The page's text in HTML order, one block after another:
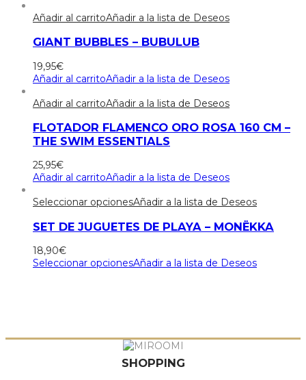
Añadir al carritoAñadir a la lista de Deseos
GIANT BUBBLES – BUBULUB
19,95€
Añadir al carritoAñadir a la lista de Deseos
Añadir al carritoAñadir a la lista de Deseos
FLOTADOR FLAMENCO ORO ROSA 160 CM –
THE SWIM ESSENTIALS
25,95€
Añadir al carritoAñadir a la lista de Deseos
Seleccionar opcionesAñadir a la lista de Deseos
SET DE JUGUETES DE PLAYA – MONËKKA
18,90€
Seleccionar opcionesAñadir a la lista de Deseos
SHOPPING